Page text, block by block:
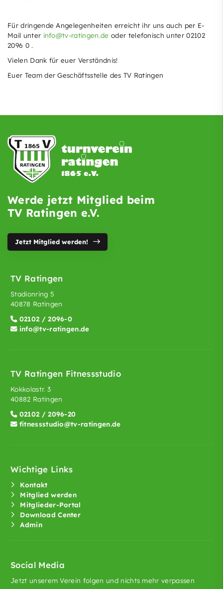
Für dringende Angelegenheiten erreicht ihr uns auch per E-
Mail unter info@tv-ratingen.de oder telefonisch unter 02102
2096 0 .
Vielen Dank für euer Verständnis!
Euer Team der Geschäftsstelle des TV Ratingen
Werde jetzt Mitglied beim
TV Ratingen e.V.
Jetzt Mitglied werden!
TV Ratingen
Stadionring 5
40878 Ratingen
02102 / 2096-0
info@tv-ratingen.de
TV Ratingen Fitnessstudio
Kokkolastr. 3
40882 Ratingen
02102 / 2096-20
fitnessstudio@tv-ratingen.de
Wichtige Links
Kontakt
Mitglied werden
Mitglieder-Portal
Download Center
Admin
Social Media
Jetzt unserem Verein folgen und nichts mehr verpassen